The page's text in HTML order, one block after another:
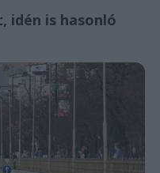
idén is hasonló